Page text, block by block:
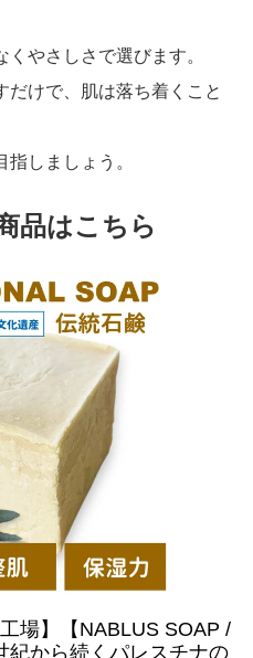
やさしさで選びます。
だけで、肌は落ち着くこと
しましょう。
品はこちら